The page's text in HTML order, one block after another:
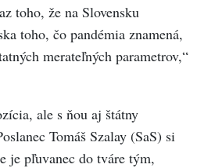
toho, že na Slovensku
toho, čo pandémia znamená,
merateľných parametrov,“
ale s ňou aj štátny
Tomáš Szalay (SaS) si
je pľuvanec do tváre tým,